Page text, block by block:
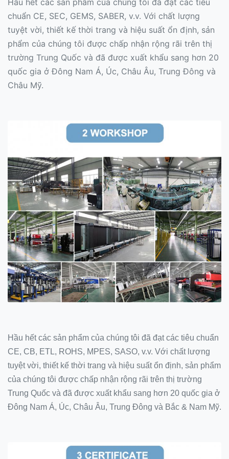
chuẩn CE, SEC, GEMS, SABER, v.v. Với chất lượng
tuyệt vời, thiết kế thời trang và hiệu suất ổn định, sản
phẩm của chúng tôi được chấp nhận rộng rãi trên thị
trường Trung Quốc và đã được xuất khẩu sang hơn 20
quốc gia ở Đông Nam Á, Úc, Châu Âu, Trung Đông và
Châu Mỹ.
Hầu hết các sản phẩm của chúng tôi đã đạt các tiêu chuẩn
CE, CB, ETL, ROHS, MPES, SASO, v.v. Với chất lượng
tuyệt vời, thiết kế thời trang và hiệu suất ổn định, sản phẩm
của chúng tôi được chấp nhận rộng rãi trên thị trường
Trung Quốc và đã được xuất khẩu sang hơn 20 quốc gia ở
Đông Nam Á, Úc, Châu Âu, Trung Đông và Bắc & Nam Mỹ.